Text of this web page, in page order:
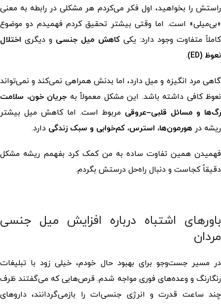
راستش را بخواهید، اول فکر می‌کردم هر مشکلی در رابطه به معنی
«بی‌میلی» است. اما وقتی بیشتر تحقیق کردم فهمیدم دو موضوع
کاملاً متفاوت وجود دارد: یکیکاهش میل جنسی و دیگری اختلال
نعوظ (ED)
.
گاهی مرد انگیزه و میل دارد، اما بدنش همراهی نمی‌کند و نمی‌تواند
نعوظ کافی داشته باشد. این مشکل معمولاً به جریان خون، سلامت
رگ‌ها و مسائل قلبی–عروقی مربوط است. اما کاهش میل بیشتر
ریشه در هورمون‌ها، استرس، کم‌خوابی و سبک زندگی دارد.
فهمیدن همین تفاوت ساده به من کمک کرد بفهمم ریشه مشکل
دقیقاً کجاست و دنبال راه‌حل درستش بگردم.
باورهای اشتباه درباره افزایش میل جنسی
مردان
در مسیر جست‌وجو برای بهبود حال خودم، خیلی زود با تبلیغات
رنگارنگ و وعده‌های فوری مواجه شدم. قرص‌هایی که می‌گفتند ظرف
چند ساعت قدرت و انرژی جنسی‌ات را بازمی‌گردانند، داروهای